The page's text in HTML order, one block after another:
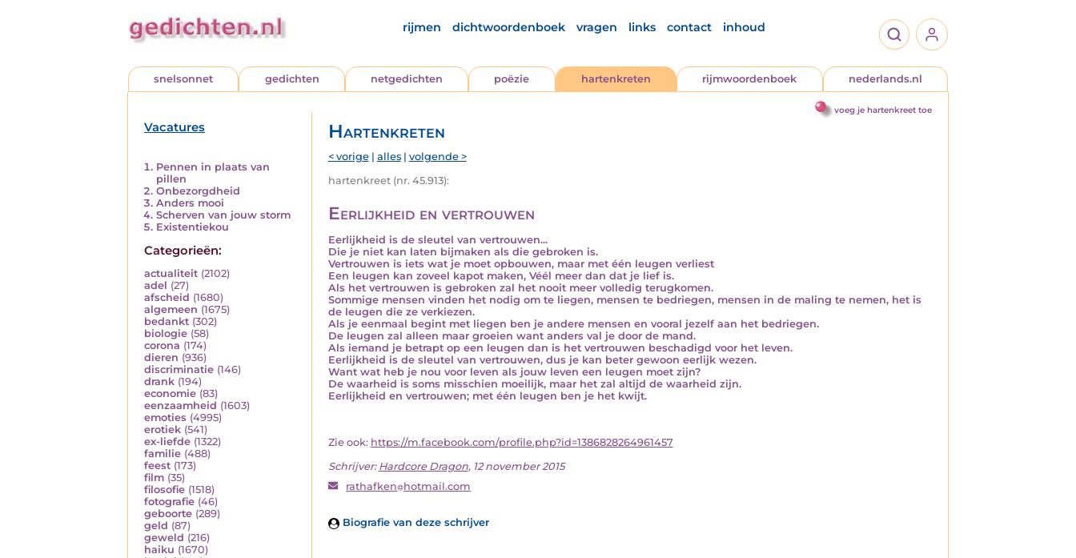
rijmen dichtwoordenboek vragen links contact inhoud
snelsonnet gedichten netgedichten poëzie hartenkreten rijmwoordenboek nederlands.nl
voeg je hartenkreet toe
Vacatures
Pennen in plaats van
pillen
Onbezorgdheid
Anders mooi
Scherven van jouw storm
Existentiekou
Categorieën:
actualiteit (2102)
adel (27)
afscheid (1680)
algemeen (1675)
bedankt (302)
biologie (58)
corona (174)
dieren (936)
discriminatie (146)
drank (194)
economie (83)
eenzaamheid (1603)
emoties (4995)
erotiek (541)
ex-liefde (1322)
familie (488)
feest (173)
film (35)
filosofie (1518)
fotografie (46)
geboorte (289)
geld (87)
geweld (216)
haiku (1670)
Hartenkreten
< vorige| alles| volgende >
hartenkreet (nr. 45.913):
Eerlijkheid en vertrouwen
Eerlijkheid is de sleutel van vertrouwen...
Die je niet kan laten bijmaken als die gebroken is.
Vertrouwen is iets wat je moet opbouwen, maar met één leugen verliest
Een leugen kan zoveel kapot maken, Véél meer dan dat je lief is.
Als het vertrouwen is gebroken zal het nooit meer volledig terugkomen.
Sommige mensen vinden het nodig om te liegen, mensen te bedriegen, mensen in de maling te nemen, het is
de leugen die ze verkiezen.
Als je eenmaal begint met liegen ben je andere mensen en vooral jezelf aan het bedriegen.
De leugen zal alleen maar groeien want anders val je door de mand.
Als iemand je betrapt op een leugen dan is het vertrouwen beschadigd voor het leven.
Eerlijkheid is de sleutel van vertrouwen, dus je kan beter gewoon eerlijk wezen.
Want wat heb je nou voor leven als jouw leven een leugen moet zijn?
De waarheid is soms misschien moeilijk, maar het zal altijd de waarheid zijn.
Eerlijkheid en vertrouwen; met één leugen ben je het kwijt.
Zie ook: https://m.facebook.com/profile.php?id=1386828264961457
Schrijver: Hardcore Dragon, 12 november 2015
rathafken hotmail.com
Biografie van deze schrijver